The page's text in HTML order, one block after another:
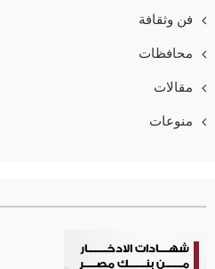
فن وثقافة
محافظات
مقالات
منوعات